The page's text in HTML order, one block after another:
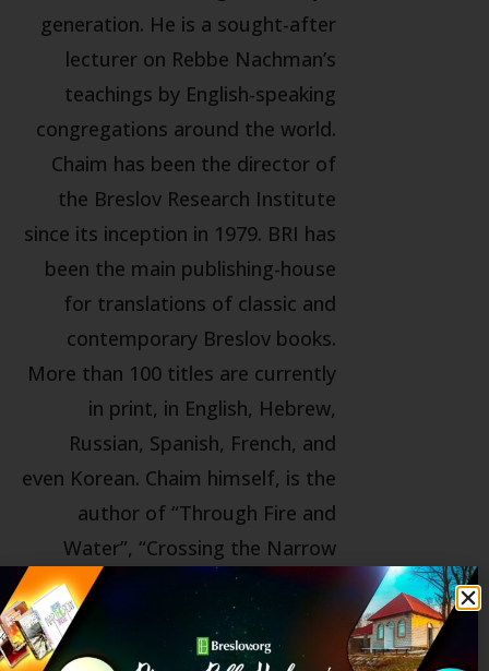
generation. He is a sought-after
lecturer on Rebbe Nachman’s
teachings by English-speaking
congregations around the world.
Chaim has been the director of
the Breslov Research Institute
since its inception in 1979. BRI has
been the main publishing-house
for translations of classic and
contemporary Breslov books.
More than 100 titles are currently
in print, in English, Hebrew,
Russian, Spanish, French, and
even Korean. Chaim himself, is the
author of “Through Fire and
Water”, “Crossing the Narrow
Bridge”, “Anatomy of the Soul”,
“This Land is My Land”, and many
more titles, as well as annotating